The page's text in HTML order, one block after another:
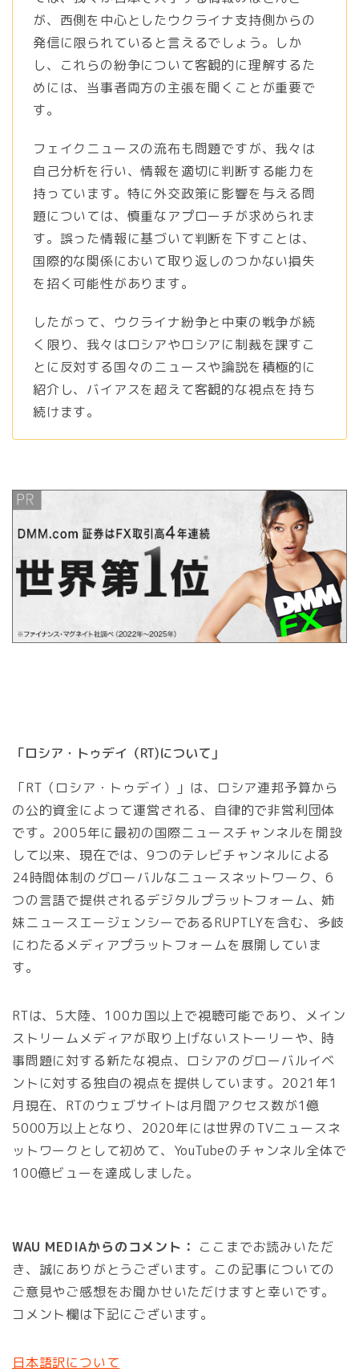
が、西側を中心としたウクライナ支持側からの
発信に限られていると言えるでしょう。しか
し、これらの紛争について客観的に理解するた
めには、当事者両方の主張を聞くことが重要で
す。
フェイクニュースの流布も問題ですが、我々は
自己分析を行い、情報を適切に判断する能力を
持っています。特に外交政策に影響を与える問
題については、慎重なアプローチが求められま
す。誤った情報に基づいて判断を下すことは、
国際的な関係において取り返しのつかない損失
を招く可能性があります。
したがって、ウクライナ紛争と中東の戦争が続
く限り、我々はロシアやロシアに制裁を課すこ
とに反対する国々のニュースや論説を積極的に
紹介し、バイアスを超えて客観的な視点を持ち
続けます。
「ロシア・トゥデイ（RT)について」
「RT（ロシア・トゥデイ）」は、ロシア連邦予算から
の公的資金によって運営される、自律的で非営利団体
です。2005年に最初の国際ニュースチャンネルを開設
して以来、現在では、9つのテレビチャンネルによる
24時間体制のグローバルなニュースネットワーク、6
つの言語で提供されるデジタルプラットフォーム、姉
妹ニュースエージェンシーであるRUPTLYを含む、多岐
にわたるメディアプラットフォームを展開していま
す。
RTは、5大陸、100カ国以上で視聴可能であり、メイン
ストリームメディアが取り上げないストーリーや、時
事問題に対する新たな視点、ロシアのグローバルイベ
ントに対する独自の視点を提供しています。2021年1
月現在、RTのウェブサイトは月間アクセス数が1億
5000万以上となり、2020年には世界のTVニュースネ
ットワークとして初めて、YouTubeのチャンネル全体で
100億ビューを達成しました。
WAU MEDIAからのコメント： ここまでお読みいただ
き、誠にありがとうございます。この記事についての
ご意見やご感想をお聞かせいただけますと幸いです。
コメント欄は下記にございます。
日本語訳について